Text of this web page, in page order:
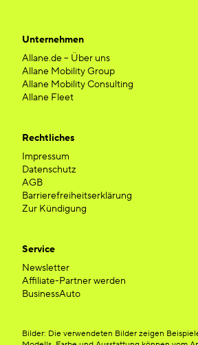
Unternehmen
Allane.de – Über uns
Allane Mobility Group
Allane Mobility Consulting
Allane Fleet
Rechtliches
Impressum
Datenschutz
AGB
Barrierefreiheitserklärung
Zur Kündigung
Service
Newsletter
Affiliate-Partner werden
BusinessAuto
Bilder: Die verwendeten Bilder zeigen